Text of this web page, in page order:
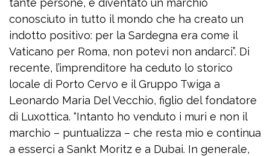
tante persone, è diventato un marchio
conosciuto in tutto il mondo che ha creato un
indotto positivo: per la Sardegna era come il
Vaticano per Roma, non potevi non andarci”. Di
recente, l’imprenditore ha ceduto lo storico
locale di Porto Cervo e il Gruppo Twiga a
Leonardo Maria Del Vecchio, figlio del fondatore
di Luxottica. “Intanto ho venduto i muri e non il
marchio – puntualizza – che resta mio e continua
a esserci a Sankt Moritz e a Dubai. In generale,